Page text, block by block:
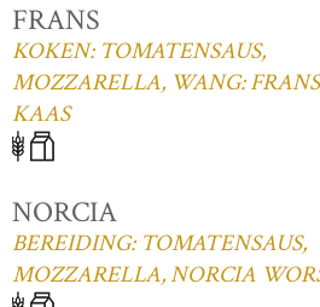
FRANS
KOKEN: TOMATENSAUS,
MOZZARELLA, WANG:
KAAS
NORCIA
BEREIDING: TOMATENSAUS,
MOZZARELLA, NORCIA